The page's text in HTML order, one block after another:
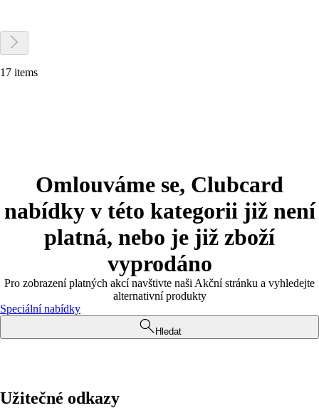
17 items
Omlouváme se, Clubcard
nabídky v této kategorii již není
platná, nebo je již zboží
vyprodáno
Pro zobrazení platných akcí navštivte naši Akční stránku a vyhledejte
alternativní produkty
Speciální nabídky
Hledat
Užitečné odkazy